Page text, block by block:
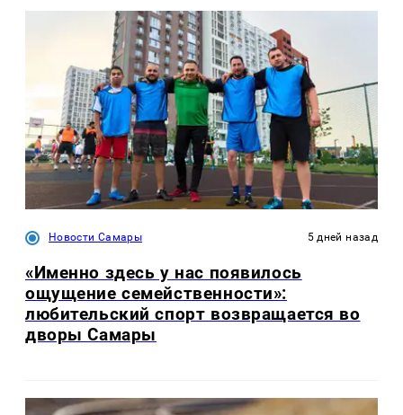
Новости Самары 5 дней назад
«Именно здесь у нас появилось
ощущение семейственности»:
любительский спорт возвращается во
дворы Самары